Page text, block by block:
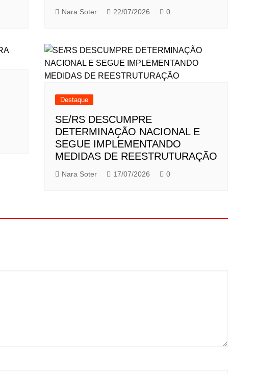
Nara Soter 22/07/2026 0
Destaque
SE/RS DESCUMPRE
DETERMINAÇÃO NACIONAL E
SEGUE IMPLEMENTANDO
MEDIDAS DE REESTRUTURAÇÃO
Nara Soter 17/07/2026 0